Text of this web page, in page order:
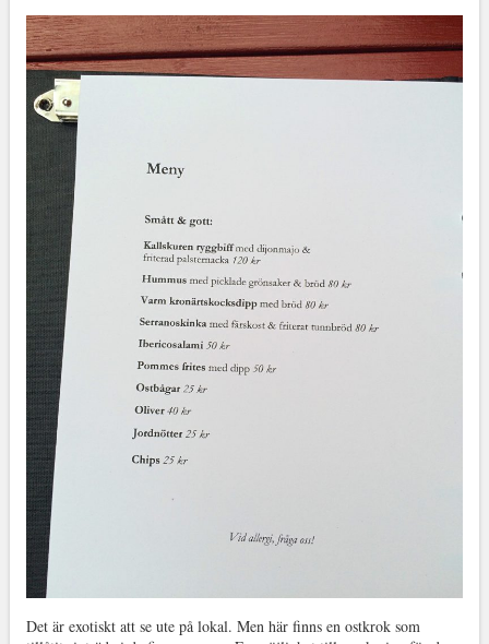
Det är exotiskt att se ute på lokal. Men här finns en ostkrok som